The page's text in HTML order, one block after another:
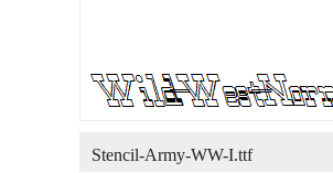
Stencil-Army-WW-I.ttf